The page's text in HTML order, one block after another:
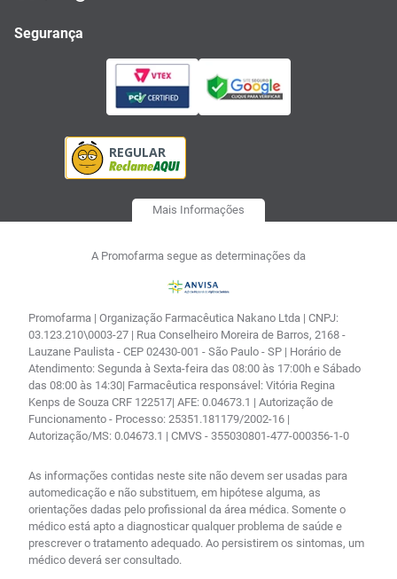
Segurança
Mais Informações
A Promofarma segue as determinações da
Promofarma | Organização Farmacêutica Nakano Ltda | CNPJ:
03.123.210\0003-27 | Rua Conselheiro Moreira de Barros, 2168 -
Lauzane Paulista - CEP 02430-001 - São Paulo - SP | Horário de
Atendimento: Segunda à Sexta-feira das 08:00 às 17:00h e Sábado
das 08:00 às 14:30| Farmacêutica responsável: Vitória Regina
Kenps de Souza CRF 122517| AFE: 0.04673.1 | Autorização de
Funcionamento - Processo: 25351.181179/2002-16 |
Autorização/MS: 0.04673.1 | CMVS - 355030801-477-000356-1-0
As informações contidas neste site não devem ser usadas para
automedicação e não substituem, em hipótese alguma, as
orientações dadas pelo profissional da área médica. Somente o
médico está apto a diagnosticar qualquer problema de saúde e
prescrever o tratamento adequado. Ao persistirem os sintomas, um
médico deverá ser consultado.